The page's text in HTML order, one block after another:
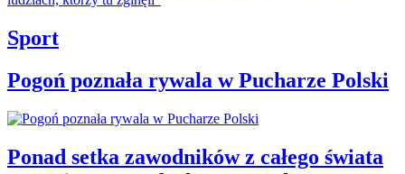
Sport
Pogoń poznała rywala w Pucharze Polski
Ponad setka zawodników z całego świata